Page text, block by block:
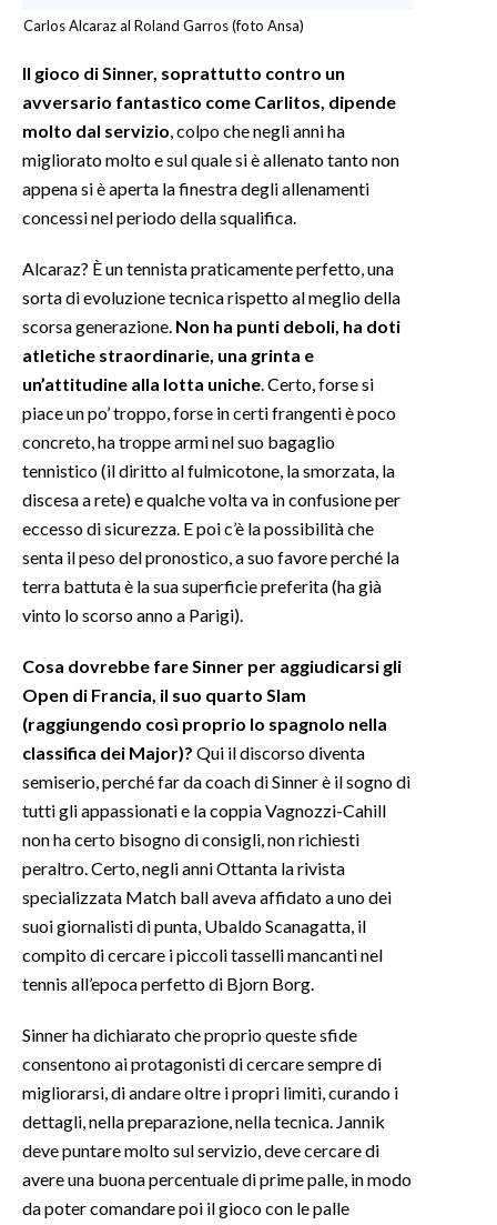
Carlos Alcaraz al Roland Garros (foto Ansa)
Il gioco di Sinner, soprattutto contro un
avversario fantastico come Carlitos, dipende
molto dal servizio , colpo che negli anni ha
migliorato molto e sul quale si è allenato tanto non
appena si è aperta la finestra degli allenamenti
concessi nel periodo della squalifica.
Alcaraz? È un tennista praticamente perfetto, una
sorta di evoluzione tecnica rispetto al meglio della
scorsa generazione. Non ha punti deboli, ha doti
atletiche straordinarie, una grinta e
un’attitudine alla lotta uniche . Certo, forse si
piace un po’ troppo, forse in certi frangenti è poco
concreto, ha troppe armi nel suo bagaglio
tennistico (il diritto al fulmicotone, la smorzata, la
discesa a rete) e qualche volta va in confusione per
eccesso di sicurezza. E poi c’è la possibilità che
senta il peso del pronostico, a suo favore perché la
terra battuta è la sua superficie preferita (ha già
vinto lo scorso anno a Parigi).
Cosa dovrebbe fare Sinner per aggiudicarsi gli
Open di Francia, il suo quarto Slam
(raggiungendo così proprio lo spagnolo nella
classifica dei Major)? Qui il discorso diventa
semiserio, perché far da coach di Sinner è il sogno di
tutti gli appassionati e la coppia Vagnozzi-Cahill
non ha certo bisogno di consigli, non richiesti
peraltro. Certo, negli anni Ottanta la rivista
specializzata Match ball aveva affidato a uno dei
suoi giornalisti di punta, Ubaldo Scanagatta, il
compito di cercare i piccoli tasselli mancanti nel
tennis all’epoca perfetto di Bjorn Borg.
Sinner ha dichiarato che proprio queste sfide
consentono ai protagonisti di cercare sempre di
migliorarsi, di andare oltre i propri limiti, curando i
dettagli, nella preparazione, nella tecnica. Jannik
deve puntare molto sul servizio, deve cercare di
avere una buona percentuale di prime palle, in modo
da poter comandare poi il gioco con le palle